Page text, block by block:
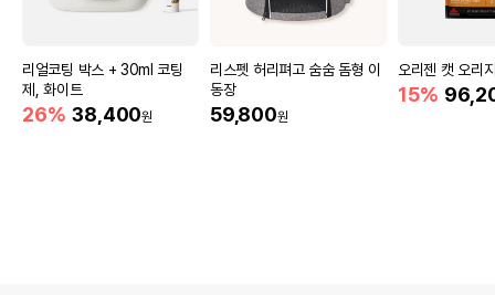
리얼코팅 박스 + 30ml 코팅
제, 화이트
26% 38,400원
리스펫 허리펴고 숨숨 돔형 이
동장
59,800원
오리젠 캣 오리
15%